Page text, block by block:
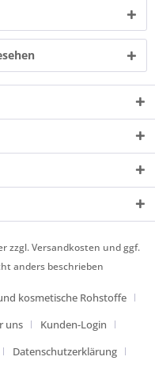
zzgl.Versandkosten und ggf.
anders beschrieben
kosmetische Rohstoffe
uns
Kunden-Login
Datenschutzerklärung